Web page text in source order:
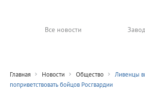
Все новости
Главная Новости Общество
Ливенцы
поприветствовать бойцов Росгвардии